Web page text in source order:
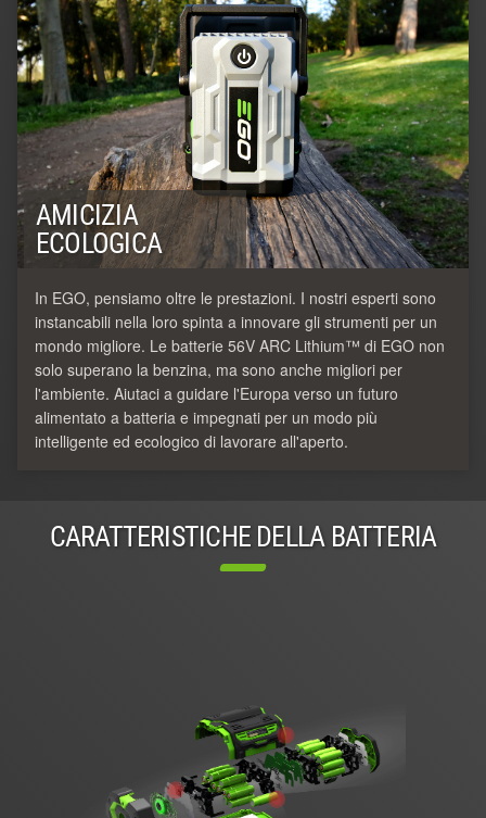
AMICIZIA
ECOLOGICA
In EGO, pensiamo oltre le prestazioni. I nostri esperti sono
instancabili nella loro spinta a innovare gli strumenti per un
mondo migliore. Le batterie 56V ARC Lithium™ di EGO non
solo superano la benzina, ma sono anche migliori per
l'ambiente. Aiutaci a guidare l'Europa verso un futuro
alimentato a batteria e impegnati per un modo più
intelligente ed ecologico di lavorare all'aperto.
CARATTERISTICHE DELLA BATTERIA